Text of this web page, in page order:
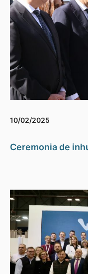
10/02/2025
Ceremonia de